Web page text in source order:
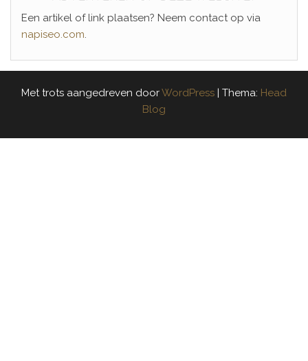
Een artikel of link plaatsen? Neem contact op via
napiseo.com.
Met trots aangedreven doorWordPress | Thema: Head
Blog